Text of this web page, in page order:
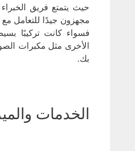
حيث يتمتع فريق
مجهزون جيدًا للتعامل
فسواء كانت تركيبًا
الأخرى مثل مكبرات
بك.
الخدمات